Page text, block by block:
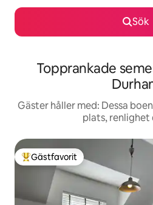
Sök
Topprankade
Gäster håller med: Dessa
plats, renlighet
Populär gästfavorit
Gästfavorit